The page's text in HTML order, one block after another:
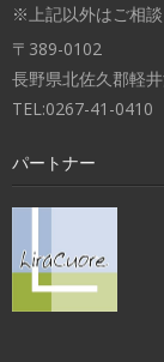
※上記以外はご相談
〒389-0102
長野県北佐久郡軽
TEL:0267-41-0410
パートナー